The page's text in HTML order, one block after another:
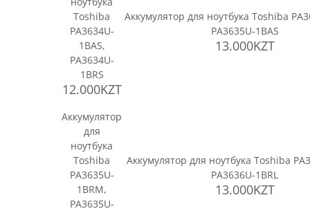
Toshiba
PA3634U-
1BAS,
PA3634U-
1BRS
12.000KZT
Аккумулятор для ноутбука Toshiba
PA3635U-1BAS
13.000KZT
Аккумулятор
для
ноутбука
Toshiba
PA3635U-
1BRM,
PA3635U-
Аккумулятор для ноутбука Toshiba
PA3636U-1BRL
13.000KZT